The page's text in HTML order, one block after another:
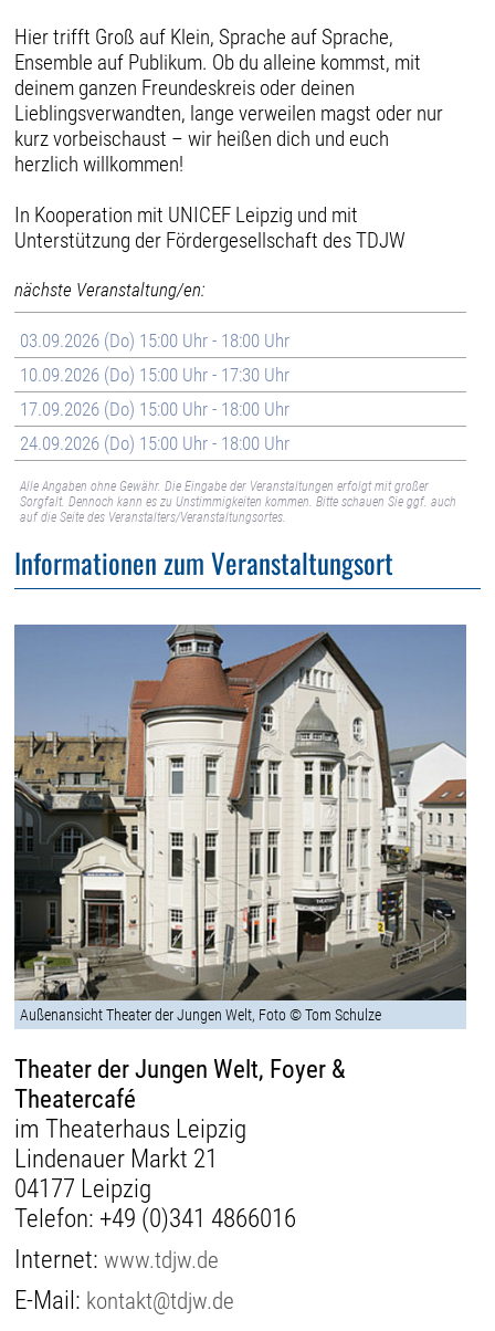
Hier trifft Groß auf Klein, Sprache auf Sprache,
Ensemble auf Publikum. Ob du alleine kommst, mit
deinem ganzen Freundeskreis oder deinen
Lieblingsverwandten, lange verweilen magst oder nur
kurz vorbeischaust – wir heißen dich und euch
herzlich willkommen!
In Kooperation mit UNICEF Leipzig und mit
Unterstützung der Fördergesellschaft des TDJW
nächste Veranstaltung/en:
03.09.2026 (Do) 15:00 Uhr - 18:00 Uhr
10.09.2026 (Do) 15:00 Uhr - 17:30 Uhr
17.09.2026 (Do) 15:00 Uhr - 18:00 Uhr
24.09.2026 (Do) 15:00 Uhr - 18:00 Uhr
Alle Angaben ohne Gewähr. Die Eingabe der Veranstaltungen erfolgt mit großer
Sorgfalt. Dennoch kann es zu Unstimmigkeiten kommen. Bitte schauen Sie ggf. auch
auf die Seite des Veranstalters/Veranstaltungsortes.
Informationen zum Veranstaltungsort
Außenansicht Theater der Jungen Welt, Foto © Tom Schulze
Theater der Jungen Welt, Foyer &
Theatercafé
im Theaterhaus Leipzig
Lindenauer Markt 21
04177 Leipzig
Telefon: +49 (0)341 4866016
Internet:www.tdjw.de
E-Mail: kontakt@tdjw.de